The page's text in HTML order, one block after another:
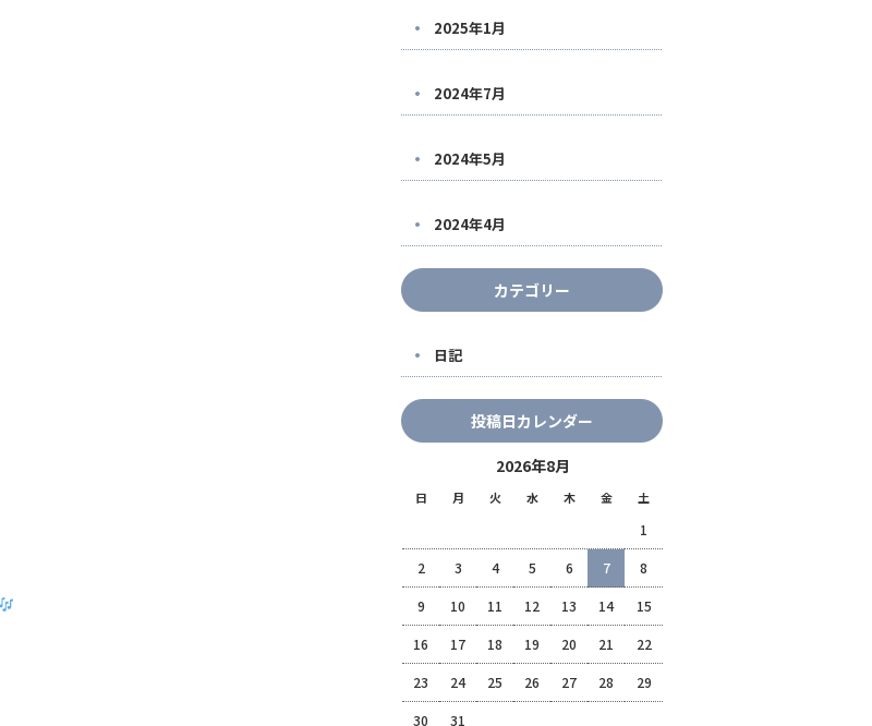
2025年1月
2024年7月
2024年5月
2024年4月
カテゴリー
日記
投稿日カレンダー
2026年8月
日 月 火 水 木 金 土
1
2 3 4 5 6 7 8
9 10 11 12 13 14 15
16 17 18 19 20 21 22
23 24 25 26 27 28 29
30 31